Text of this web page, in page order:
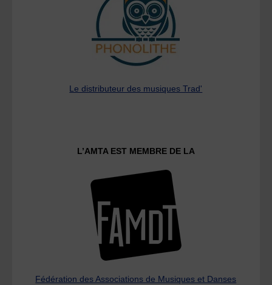
Le distributeur des musiques Trad'
L’AMTA EST MEMBRE DE LA
Fédération des Associations de Musiques et Danses